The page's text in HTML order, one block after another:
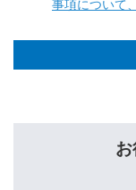
事項について